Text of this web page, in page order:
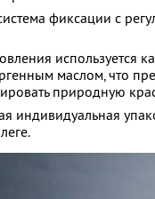
фиксации с
используется
маслом, что
природную
индивидуальная